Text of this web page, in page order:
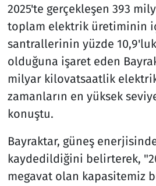
2025'te gerçekleşen 393
toplam elektrik üretiminin
santrallerinin yüzde
olduğuna işaret eden
milyar kilovatsaatlik
zamanların en yüksek
konuştu.
Bayraktar, güneş
kaydedildiğini belirterek,
megavat olan kapasitemiz